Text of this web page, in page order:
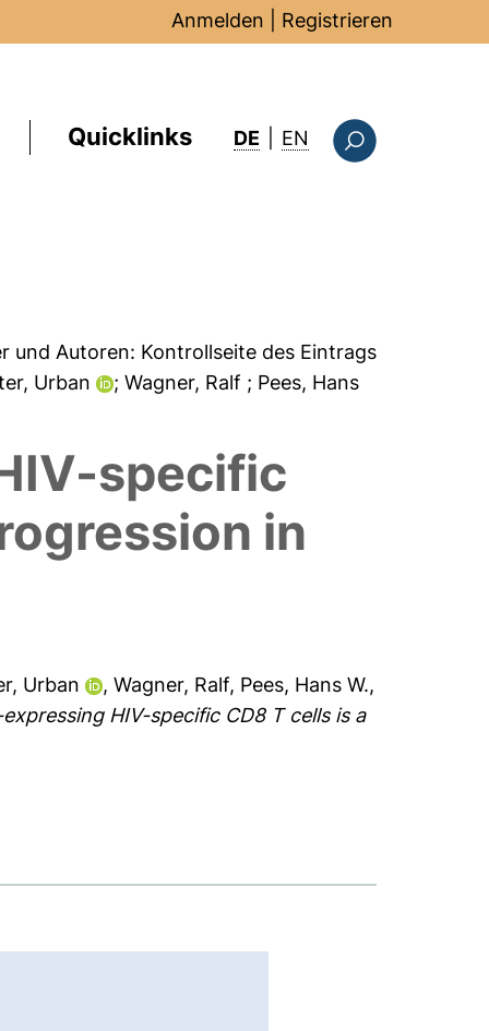
Anmelden Registrieren
Quicklinks DE EN : this page in
und Autoren: Kontrollseite des Eintrags
Urban ; Wagner, Ralf ; Pees, Hans
specific
in
Urban ,Wagner, Ralf, Pees, Hans W.,
HIV-specific CD8 T cells is a